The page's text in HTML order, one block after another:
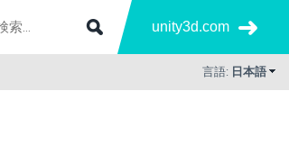
unity3d.com
言語: 日本語